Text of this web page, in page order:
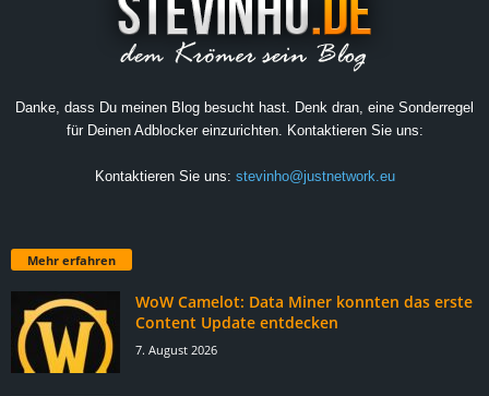
Danke, dass Du meinen Blog besucht hast. Denk dran, eine Sonderregel
für Deinen Adblocker einzurichten. Kontaktieren Sie uns:
Kontaktieren Sie uns: stevinho@justnetwork.eu
Mehr erfahren
WoW Camelot: Data Miner konnten das erste
Content Update entdecken
7. August 2026